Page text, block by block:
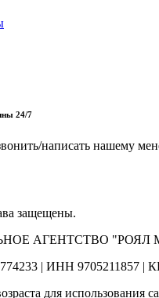
24/7
написать нашему
защещены.
АГЕНТСТВО "РОЯЛ
| ИНН 9705211857 |
для использования